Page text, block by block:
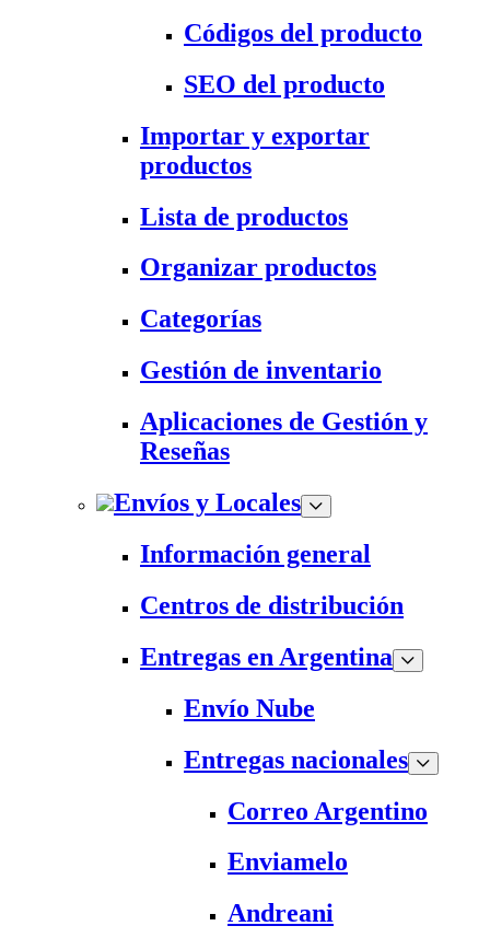
Códigos del producto
SEO del producto
Importar y exportar
productos
Lista de productos
Organizar productos
Categorías
Gestión de inventario
Aplicaciones de Gestión y
Reseñas
Envíos y Locales
Información general
Centros de distribución
Entregas en Argentina
Envío Nube
Entregas nacionales
Correo Argentino
Enviamelo
Andreani